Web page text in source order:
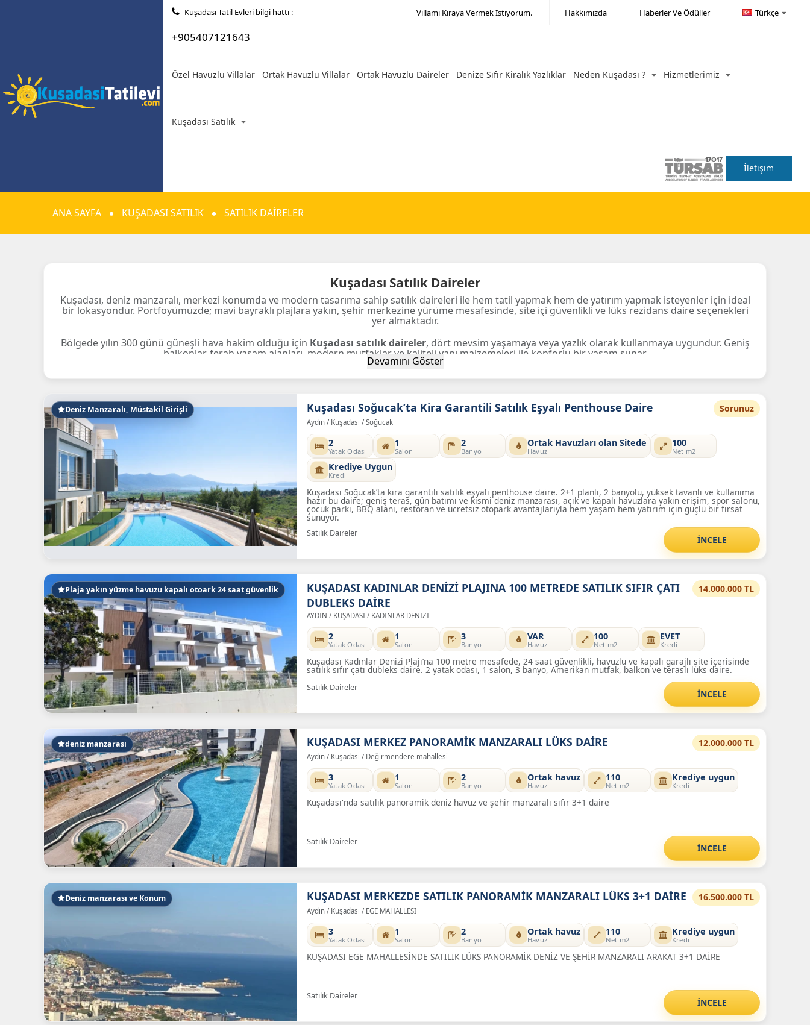
Kuşadası Tatil Evleri bilgi hattı :
+905407121643
Villamı Kiraya Vermek Istiyorum. Hakkımızda Haberler Ve Ödüller Türkçe
Özel Havuzlu Villalar Ortak Havuzlu Villalar Ortak Havuzlu Daireler Denize Sıfır Kiralık Yazlıklar Neden Kuşadası ? Hizmetlerimiz
Kuşadası Satılık
İletişim
ANA SAYFA KUŞADASI SATILIK SATILIK DAIRELER
Kuşadası Satılık Daireler
Kuşadası, deniz manzaralı, merkezi konumda ve modern tasarıma sahip satılık daireleri ile hem tatil yapmak hem de yatırım yapmak isteyenler için ideal
bir lokasyondur. Portföyümüzde; mavi bayraklı plajlara yakın, şehir merkezine yürüme mesafesinde, site içi güvenlikli ve lüks rezidans daire seçenekleri
yer almaktadır.
Bölgede yılın 300 günü güneşli hava hakim olduğu için Kuşadası satılık daireler, dört mevsim yaşamaya veya yazlık olarak kullanmaya uygundur. Geniş
balkonlar, ferah yaşam alanları, modern mutfaklar ve kaliteli yapı malzemeleri ile konforlu bir yaşam sunar.
Neden Kuşadası’nda Daire Satın Almalısınız?
Merkezi Konum Avantajı:Alışveriş merkezleri, okullar, restoranlar ve sahil şeridine yakınlık.
1+1 stüdyo dairelerden, geniş ailelere uygun 4+1 lüks dairelere kadar geniş portföy.
İzmir Adnan Menderes Havalimanı’na ve çevre illere hızlı erişim.
Güncel
inceleyin, ister tatil evi ister kalıcı konut olarak hayalinizdeki yaşam alanına hemen sahip olun.
Devamını Göster
Deniz Manzaralı, Müstakil Girişli Kuşadası Soğucak’ta Kira Garantili Satılık Eşyalı Penthouse Daire Sorunuz
Aydın / Kuşadası / Soğucak
2
Yatak Odası
1
Salon
2
Banyo
Ortak Havuzları olan Sitede
Havuz
100
Net m2
Krediye Uygun
Kredi
Kuşadası Soğucak’ta kira garantili satılık eşyalı penthouse daire. 2+1 planlı, 2 banyolu, yüksek tavanlı ve kullanıma
hazır bu daire; geniş teras, gün batımı ve kısmi deniz manzarası, açık ve kapalı havuzlara yakın erişim, spor salonu,
çocuk parkı, BBQ alanı, restoran ve ücretsiz otopark avantajlarıyla hem yaşam hem yatırım için güçlü bir fırsat
sunuyor.
Satılık Daireler
İNCELE
Plaja yakın yüzme havuzu kapalı otoark 24 saat güvenlik
KUŞADASI KADINLAR DENİZİ PLAJINA 100 METREDE SATILIK SIFIR ÇATI
DUBLEKS DAİRE
14.000.000 TL
AYDIN / KUŞADASI / KADINLAR DENİZİ
2
Yatak Odası
1
Salon
3
Banyo
VAR
Havuz
100
Net m2
EVET
Kredi
Kuşadası Kadınlar Denizi Plajı’na 100 metre mesafede, 24 saat güvenlikli, havuzlu ve kapalı garajlı site içerisinde
satılık sıfır çatı dubleks daire. 2 yatak odası, 1 salon, 3 banyo, Amerikan mutfak, balkon ve teraslı lüks daire.
Satılık Daireler
İNCELE
deniz manzarası KUŞADASI MERKEZ PANORAMİK MANZARALI LÜKS DAİRE 12.000.000 TL
Aydın / Kuşadası / Değirmendere mahallesi
3
Yatak Odası
1
Salon
2
Banyo
Ortak havuz
Havuz
110
Net m2
Krediye uygun
Kredi
Kuşadası'nda satılık panoramik deniz havuz ve şehir manzaralı sıfır 3+1 daire
Satılık Daireler
İNCELE
Deniz manzarası ve Konum KUŞADASI MERKEZDE SATILIK PANORAMİK MANZARALI LÜKS 3+1 DAİRE 16.500.000 TL
Aydın / Kuşadası / EGE MAHALLESİ
3
Yatak Odası
1
Salon
2
Banyo
Ortak havuz
Havuz
110
Net m2
Krediye uygun
Kredi
KUŞADASI EGE MAHALLESİNDE SATILIK LÜKS PANORAMİK DENİZ VE ŞEHİR MANZARALI ARAKAT 3+1 DAİRE
Satılık Daireler
İNCELE